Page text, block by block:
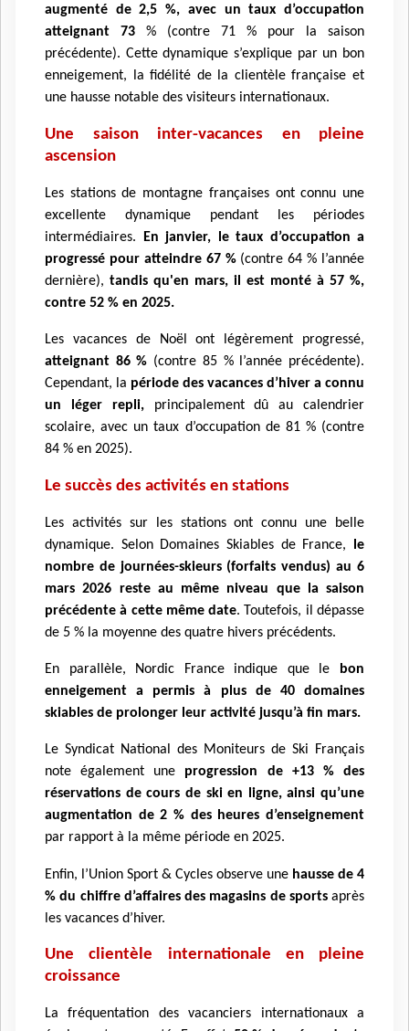
augmenté de 2,5 %, avec un taux d’occupation
atteignant 73 % (contre 71 % pour la saison
précédente). Cette dynamique s’explique par un bon
enneigement, la fidélité de la clientèle française et
une hausse notable des visiteurs internationaux.
Une saison inter-vacances en pleine
ascension
Les stations de montagne françaises ont connu une
excellente dynamique pendant les périodes
intermédiaires.
En janvier, le taux d’occupation a
progressé pour atteindre 67 %(contre 64 % l’année
dernière), tandis qu'en mars, il est monté à 57 %,
contre 52 % en 2025.
Les vacances de Noël ont légèrement progressé,
atteignant 86 % (contre 85 % l’année précédente).
Cependant, la période des vacances d’hiver a connu
un léger repli,principalement dû au calendrier
scolaire, avec un taux d’occupation de 81 % (contre
84 % en 2025).
Le succès des activités en stations
Les activités sur les stations ont connu une belle
dynamique. Selon Domaines Skiables de France,
le
nombre de journées-skieurs (forfaits vendus) au 6
mars 2026 reste au même niveau que la saison
précédente à cette même date. Toutefois, il dépasse
de 5 % la moyenne des quatre hivers précédents.
En parallèle, Nordic France indique que le
bon
enneigement a permis à plus de 40 domaines
skiables de prolonger leur activité jusqu’à fin mars.
Le Syndicat National des Moniteurs de Ski Français
note également une progression de +13 % des
réservations de cours de ski en ligne, ainsi qu’une
augmentation de 2 % des heures d’enseignement
par rapport à la même période en 2025.
Enfin, l’Union Sport & Cycles observe une hausse de 4
% du chiffre d’affaires des magasins de sportsaprès
les vacances d’hiver.
Une clientèle internationale en pleine
croissance
La fréquentation des vacanciers internationaux a